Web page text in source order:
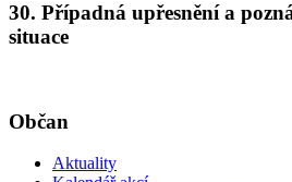
30. Případná upřesnění a
situace
Občan
Aktuality